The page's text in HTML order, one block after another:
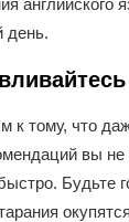
день.
к тому, что
вы не
Будьте